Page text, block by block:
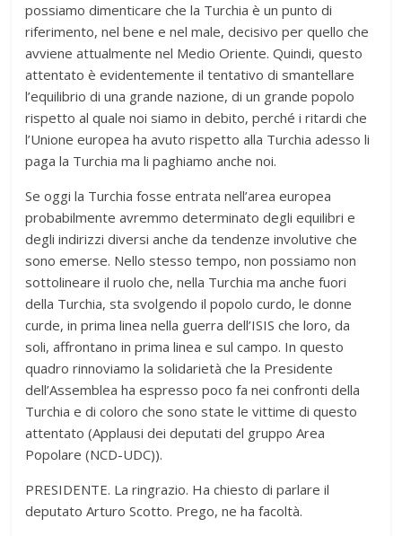
possiamo dimenticare che la Turchia è un punto di
riferimento, nel bene e nel male, decisivo per quello che
avviene attualmente nel Medio Oriente. Quindi, questo
attentato è evidentemente il tentativo di smantellare
l’equilibrio di una grande nazione, di un grande popolo
rispetto al quale noi siamo in debito, perché i ritardi che
l’Unione europea ha avuto rispetto alla Turchia adesso li
paga la Turchia ma li paghiamo anche noi.
Se oggi la Turchia fosse entrata nell’area europea
probabilmente avremmo determinato degli equilibri e
degli indirizzi diversi anche da tendenze involutive che
sono emerse. Nello stesso tempo, non possiamo non
sottolineare il ruolo che, nella Turchia ma anche fuori
della Turchia, sta svolgendo il popolo curdo, le donne
curde, in prima linea nella guerra dell’ISIS che loro, da
soli, affrontano in prima linea e sul campo. In questo
quadro rinnoviamo la solidarietà che la Presidente
dell’Assemblea ha espresso poco fa nei confronti della
Turchia e di coloro che sono state le vittime di questo
attentato (Applausi dei deputati del gruppo Area
Popolare (NCD-UDC)).
PRESIDENTE. La ringrazio. Ha chiesto di parlare il
deputato Arturo Scotto. Prego, ne ha facoltà.